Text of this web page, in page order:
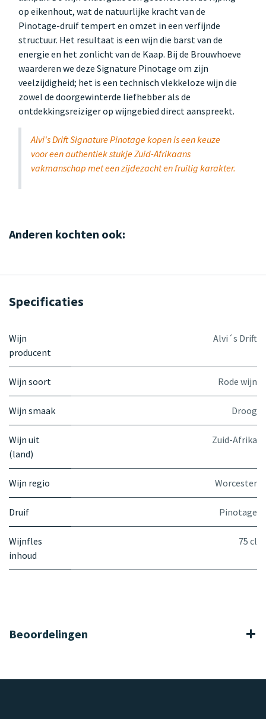
op eikenhout, wat de natuurlijke kracht van de
Pinotage-druif tempert en omzet in een verfijnde
structuur. Het resultaat is een wijn die barst van de
energie en het zonlicht van de Kaap. Bij de Brouwhoeve
waarderen we deze Signature Pinotage om zijn
veelzijdigheid; het is een technisch vlekkeloze wijn die
zowel de doorgewinterde liefhebber als de
ontdekkingsreiziger op wijngebied direct aanspreekt.
Alvi's Drift Signature Pinotage kopen is een keuze
voor een authentiek stukje Zuid-Afrikaans
vakmanschap met een zijdezacht en fruitig karakter.
Anderen kochten ook:
Specificaties
Wijn
producent
Alvi´s Drift
Wijn soort Rode wijn
Wijn smaak Droog
Wijn uit
(land)
Zuid-Afrika
Wijn regio Worcester
Druif Pinotage
Wijnfles
inhoud
75 cl
Beoordelingen